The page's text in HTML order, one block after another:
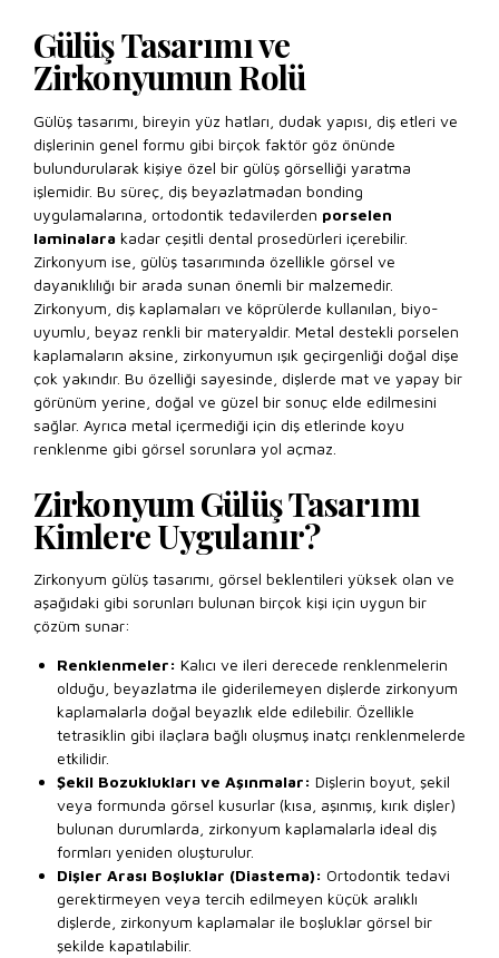
Gülüş Tasarımı ve
Zirkonyumun Rolü
Gülüş tasarımı, bireyin yüz hatları, dudak yapısı, diş etleri ve
dişlerinin genel formu gibi birçok faktör göz önünde
bulundurularak kişiye özel bir gülüş görselliği yaratma
işlemidir. Bu süreç, diş beyazlatmadan bonding
uygulamalarına, ortodontik tedavilerden porselen
laminalara kadar çeşitli dental prosedürleri içerebilir.
Zirkonyum ise, gülüş tasarımında özellikle görsel ve
dayanıklılığı bir arada sunan önemli bir malzemedir.
Zirkonyum, diş kaplamaları ve köprülerde kullanılan, biyo-
uyumlu, beyaz renkli bir materyaldir. Metal destekli porselen
kaplamaların aksine, zirkonyumun ışık geçirgenliği doğal dişe
çok yakındır. Bu özelliği sayesinde, dişlerde mat ve yapay bir
görünüm yerine, doğal ve güzel bir sonuç elde edilmesini
sağlar. Ayrıca metal içermediği için diş etlerinde koyu
renklenme gibi görsel sorunlara yol açmaz.
Zirkonyum Gülüş Tasarımı
Kimlere Uygulanır?
Zirkonyum gülüş tasarımı, görsel beklentileri yüksek olan ve
aşağıdaki gibi sorunları bulunan birçok kişi için uygun bir
çözüm sunar:
Renklenmeler: Kalıcı ve ileri derecede renklenmelerin
olduğu, beyazlatma ile giderilemeyen dişlerde zirkonyum
kaplamalarla doğal beyazlık elde edilebilir. Özellikle
tetrasiklin gibi ilaçlara bağlı oluşmuş inatçı renklenmelerde
etkilidir.
Şekil Bozuklukları ve Aşınmalar: Dişlerin boyut, şekil
veya formunda görsel kusurlar (kısa, aşınmış, kırık dişler)
bulunan durumlarda, zirkonyum kaplamalarla ideal diş
formları yeniden oluşturulur.
Dişler Arası Boşluklar (Diastema): Ortodontik tedavi
gerektirmeyen veya tercih edilmeyen küçük aralıklı
dişlerde, zirkonyum kaplamalar ile boşluklar görsel bir
şekilde kapatılabilir.